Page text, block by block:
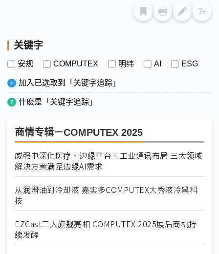
关键字
安规 COMPUTEX 明纬 AI ESG
加入已选取到「关键字追踪」
什麽是「关键字追踪」
商情专辑－COMPUTEX 2025
威强电深化医疗、边缘平台、工业通讯布局 三大领域
解决方案满足边缘AI需求
从润滑油到冷却液 嘉实多COMPUTEX大秀液冷黑科
技
EZCast三大旗舰亮相 COMPUTEX 2025展后商机持
续发酵